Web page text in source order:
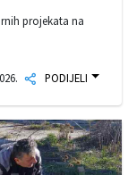
projekata na
PODIJELI